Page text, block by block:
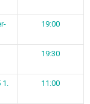
19:00
19:30
1.
11:00